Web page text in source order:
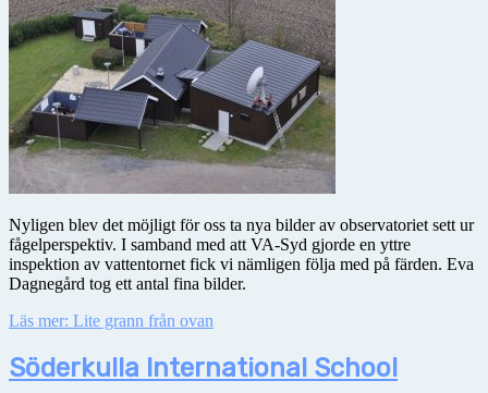
Nyligen blev det möjligt för oss ta nya bilder av observatoriet sett ur
fågelperspektiv. I samband med att VA-Syd gjorde en yttre
inspektion av vattentornet fick vi nämligen följa med på färden. Eva
Dagnegård tog ett antal fina bilder.
Läs mer: Lite grann från ovan
Söderkulla International School